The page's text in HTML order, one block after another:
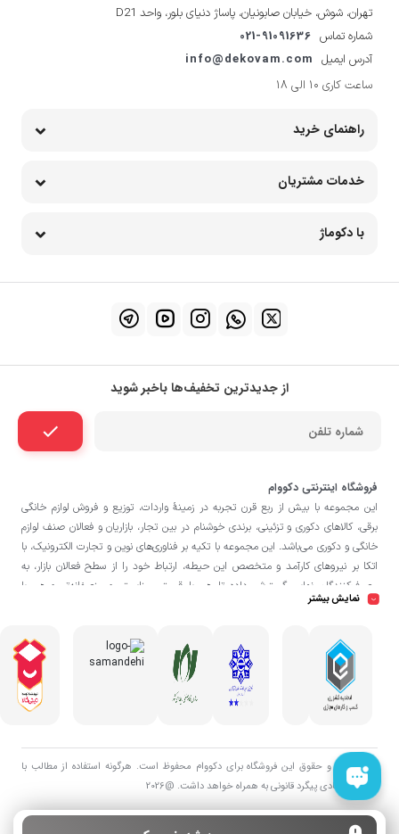
تهران، شوش، خیابان صابونیان، پاساژ دنیای بلور، واحد D21
شماره تماس 021-91091636
آدرس ایمیل info@dekovam.com
ساعت کاری 10 الی 18
راهنمای خرید
خدمات مشتریان
با دکوماژ
از جدیدترین تخفیف‌ها باخبر شوید
فروشگاه اینترنتی دکووام
این مجموعه با بيش از ربع قرن تجربه در زمينۀ واردات، توزيع و فروش لوازم خانگی
برقی، کالاهای دکوری و تزئینی، برندی خوشنام در بين تجار، بازاريان و فعالان صنف لوازم
خانگی و دکوری می‌باشد. این مجموعه با تكيه بر فناوری‌های نوين و تجارت الكترونيک، با
اتکا بر نيروهای كارآمد و متخصص اين حيطه، ارتباط خود را از سطح فعالان بازار، به
مصرف‌كنندگان نهايی گسترش داده تا هم با قيمتی مناسبتر و منصفانه‌تر و هم با
خدماتی گسترده‌تر و كيفی‌تر در خدمت هموطنان عزیز در اقصی نقاط ميهنمان باشد.
حضوری کالا از انبار تنها در صورت ثبت سفارش قبلی از طریق سایت و انتخاب زمان،
امکان پذیر می‌باشد.
نمایش بیشتر
تمامی حق و حقوق اين فروشگاه برای دکووام محفوظ است. هرگونه استفاده از مطالب با
هدف اقتصادی پیگرد قانونی به همراه خواهد داشت. @2026